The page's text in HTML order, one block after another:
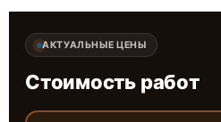
АКТУАЛЬНЫЕ ЦЕНЫ
Стоимость работ